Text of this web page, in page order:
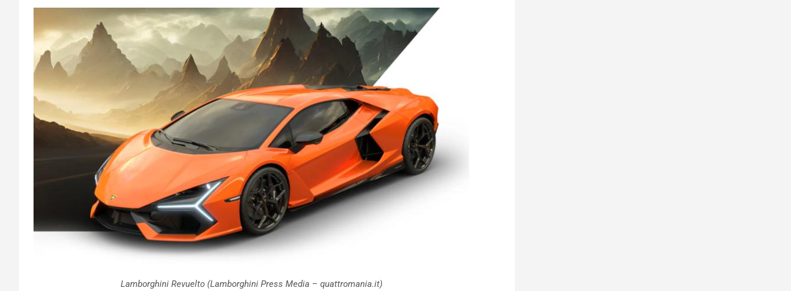
Lamborghini Revuelto (Lamborghini Press Media – quattromania.it)